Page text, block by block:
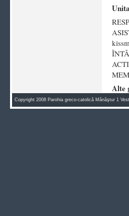
Alte
Copyright 2008 Parohia greco-catolică Mănăştur 1